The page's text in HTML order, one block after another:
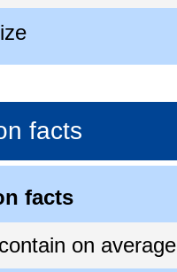
facts
facts
on average